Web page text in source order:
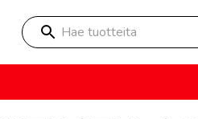
Hae tuotteita